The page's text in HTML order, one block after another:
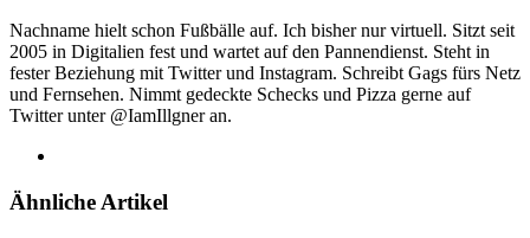
Nachname hielt schon Fußbälle auf. Ich bisher nur virtuell. Sitzt seit
2005 in Digitalien fest und wartet auf den Pannendienst. Steht in
fester Beziehung mit Twitter und Instagram. Schreibt Gags fürs Netz
und Fernsehen. Nimmt gedeckte Schecks und Pizza gerne auf
Twitter unter @IamIllgner an.
Ähnliche Artikel